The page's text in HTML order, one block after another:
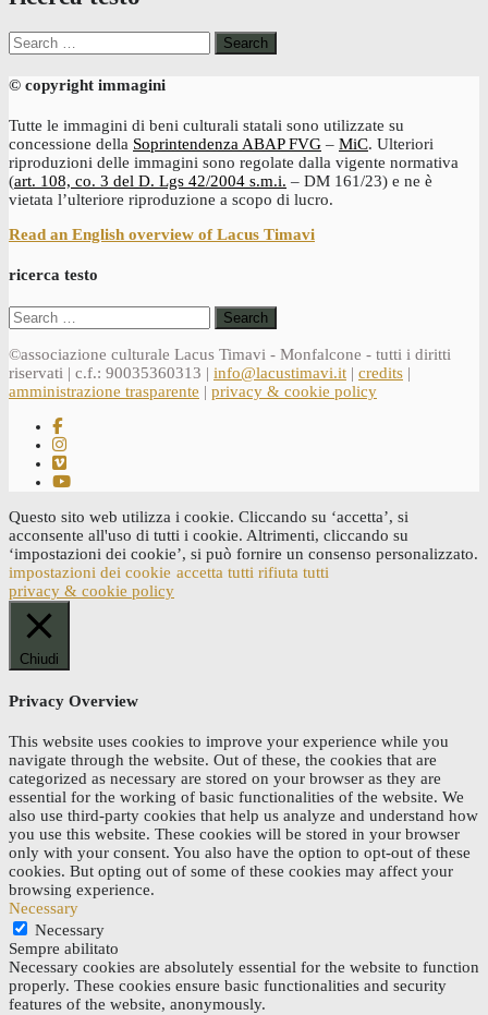
Search
for:
© copyright immagini
Tutte le immagini di beni culturali statali sono utilizzate su
concessione della Soprintendenza ABAP FVG – MiC. Ulteriori
riproduzioni delle immagini sono regolate dalla vigente normativa
(art. 108, co. 3 del D. Lgs 42/2004 s.m.i. – DM 161/23) e ne è
vietata l’ulteriore riproduzione a scopo di lucro.
Read an English overview of Lacus Timavi
ricerca testo
Search
for:
©associazione culturale Lacus Timavi - Monfalcone - tutti i diritti
riservati | c.f.: 90035360313 | info@lacustimavi.it | credits |
amministrazione trasparente | privacy & cookie policy
Questo sito web utilizza i cookie. Cliccando su ‘accetta’, si
acconsente all'uso di tutti i cookie. Altrimenti, cliccando su
‘impostazioni dei cookie’, si può fornire un consenso personalizzato.
impostazioni dei cookie accetta tutti rifiuta tutti
privacy & cookie policy
Chiudi
Privacy Overview
This website uses cookies to improve your experience while you
navigate through the website. Out of these, the cookies that are
categorized as necessary are stored on your browser as they are
essential for the working of basic functionalities of the website. We
also use third-party cookies that help us analyze and understand how
you use this website. These cookies will be stored in your browser
only with your consent. You also have the option to opt-out of these
cookies. But opting out of some of these cookies may affect your
browsing experience.
Necessary
Necessary
Sempre abilitato
Necessary cookies are absolutely essential for the website to function
properly. These cookies ensure basic functionalities and security
features of the website, anonymously.